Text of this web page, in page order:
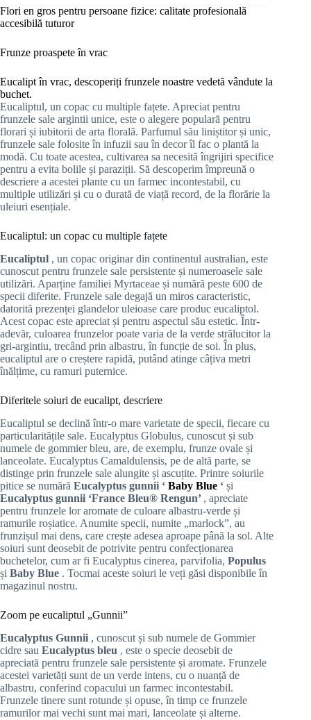
Flori en gros pentru persoane fizice: calitate profesională
accesibilă tuturor
Frunze proaspete în vrac
Eucalipt în vrac, descoperiți frunzele noastre vedetă vândute la
buchet.
Eucaliptul, un copac cu multiple fațete. Apreciat pentru
frunzele sale argintii unice, este o alegere populară pentru
florari și iubitorii de arta florală. Parfumul său liniștitor și unic,
frunzele sale folosite în infuzii sau în decor îl fac o plantă la
modă. Cu toate acestea, cultivarea sa necesită îngrijiri specifice
pentru a evita bolile și paraziții. Să descoperim împreună o
descriere a acestei plante cu un farmec incontestabil, cu
multiple utilizări și cu o durată de viață record, de la florărie la
uleiuri esențiale.
Eucaliptul: un copac cu multiple fațete
Eucaliptul , un copac originar din continentul australian, este
cunoscut pentru frunzele sale persistente și numeroasele sale
utilizări. Aparține familiei Myrtaceae și numără peste 600 de
specii diferite. Frunzele sale degajă un miros caracteristic,
datorită prezenței glandelor uleioase care produc eucaliptol.
Acest copac este apreciat și pentru aspectul său estetic. Într-
adevăr, culoarea frunzelor poate varia de la verde strălucitor la
gri-argintiu, trecând prin albastru, în funcție de soi. În plus,
eucaliptul are o creștere rapidă, putând atinge câțiva metri
înălțime, cu ramuri puternice.
Diferitele soiuri de eucalipt, descriere
Eucaliptul se declină într-o mare varietate de specii, fiecare cu
particularitățile sale. Eucalyptus Globulus, cunoscut și sub
numele de gommier bleu, are, de exemplu, frunze ovale și
lanceolate. Eucalyptus Camaldulensis, pe de altă parte, se
distinge prin frunzele sale alungite și ascuțite. Printre soiurile
pitice se numără Eucalyptus gunnii ‘ Baby Blue ‘ și
Eucalyptus gunnii ‘France Bleu® Rengun’ , apreciate
pentru frunzele lor aromate de culoare albastru-verde și
ramurile roșiatice. Anumite specii, numite „marlock”, au
frunzișul mai dens, care crește adesea aproape până la sol. Alte
soiuri sunt deosebit de potrivite pentru confecționarea
buchetelor, cum ar fi Eucalyptus cinerea, parvifolia, Populus
și Baby Blue . Tocmai aceste soiuri le veți găsi disponibile în
magazinul nostru.
Zoom pe eucaliptul „Gunnii”
Eucalyptus Gunnii , cunoscut și sub numele de Gommier
cidre sau Eucalyptus bleu , este o specie deosebit de
apreciată pentru frunzele sale persistente și aromate. Frunzele
acestei varietăți sunt de un verde intens, cu o nuanță de
albastru, conferind copacului un farmec incontestabil.
Frunzele tinere sunt rotunde și opuse, în timp ce frunzele
ramurilor mai vechi sunt mai mari, lanceolate și alterne.